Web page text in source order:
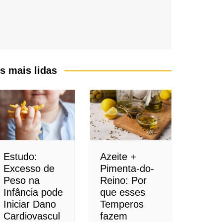
mais lidas
Estudo:
Excesso de
Peso na
Infância pode
Iniciar Dano
Cardiovascul
Azeite +
Pimenta-do-
Reino: Por
que esses
Temperos
fazem